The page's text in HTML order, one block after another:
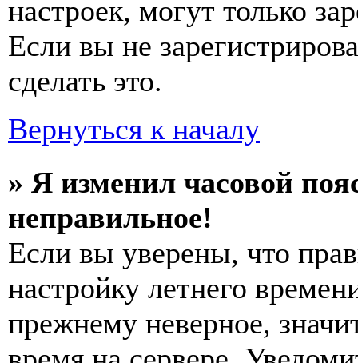
настроек, могут только
Если вы не
сделать это.
Вернуться к началу
» Я изменил часовой
неправильное!
Если вы уверены, что
настройку летнего
прежнему неверное,